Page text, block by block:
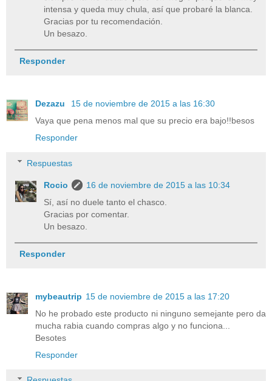
intensa y queda muy chula, así que probaré la blanca.
Gracias por tu recomendación.
Un besazo.
Responder
Dezazu
15 de noviembre de 2015 a las 16:30
Vaya que pena menos mal que su precio era bajo!!besos
Responder
Respuestas
Rocio
16 de noviembre de 2015 a las 10:34
Sí, así no duele tanto el chasco.
Gracias por comentar.
Un besazo.
Responder
mybeautrip 15 de noviembre de 2015 a las 17:20
No he probado este producto ni ninguno semejante pero da
mucha rabia cuando compras algo y no funciona...
Besotes
Responder